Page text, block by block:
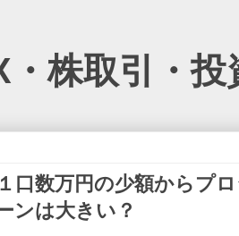
・株取引・
口数万円の少額からプ
ンは大きい？